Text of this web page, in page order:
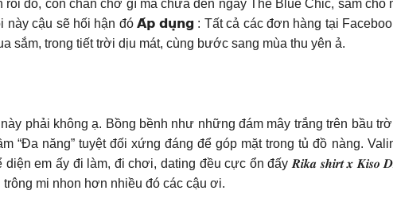
đó, còn chần chờ gì mà chưa đến ngay The Blue Chic, sắm cho
cậu sẽ hối hận đó 𝗔́𝗽 𝗱𝘂̣𝗻𝗴 : Tất cả các đơn hàng tại
sắm, trong tiết trời dịu mát, cùng bước sang mùa thu yên ả.
phải không ạ. Bồng bềnh như những đám mây trắng trên bầu
“Đa năng” tuyệt đối xứng đáng để góp mặt trong tủ đồ nàng.
em ấy đi làm, đi chơi, dating đều cực ổn đấy 𝑹𝒊𝒌𝒂 𝒔𝒉𝒊𝒓𝒕 𝒙 𝑲𝒊𝒔𝒐
mi nhon hơn nhiều đó các cậu ơi.